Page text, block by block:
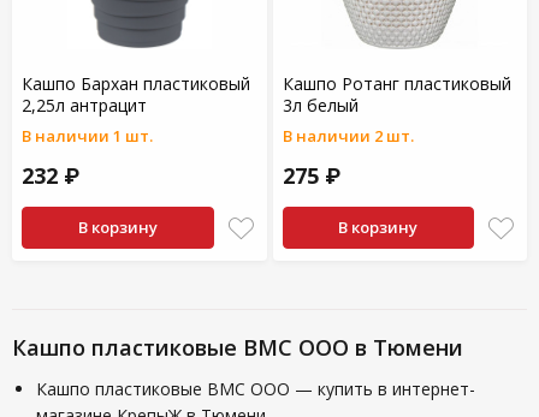
Кашпо Бархан пластиковый
2,25л антрацит
В наличии 1 шт.
232 ₽
В корзину
Кашпо Ротанг пластиковый
3л белый
В наличии 2 шт.
275 ₽
В корзину
Кашпо пластиковые ВМС ООО в Тюмени
Кашпо пластиковые ВМС ООО — купить в интернет-